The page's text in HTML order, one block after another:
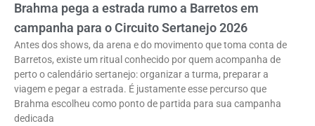
Brahma pega a estrada rumo a Barretos em
campanha para o Circuito Sertanejo 2026
Antes dos shows, da arena e do movimento que toma conta de
Barretos, existe um ritual conhecido por quem acompanha de
perto o calendário sertanejo: organizar a turma, preparar a
viagem e pegar a estrada. É justamente esse percurso que
Brahma escolheu como ponto de partida para sua campanha
dedicada